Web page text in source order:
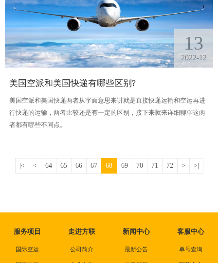
13
2022-12
美国空派和美国快递有哪些区别?
美国空派和美国快递两者从字面意思来讲就是直接快递运输和空运再进
行快递的运输，两者比较还是有一定的区别，接下来就来详细聊聊这两
者都有哪些不同点。
|< < 64 65 66 67 68 69 70 71 72 > >|
服务项目
国际空运
走进方联
公司简介
新闻中心
最新公告
客服中心
单号查询